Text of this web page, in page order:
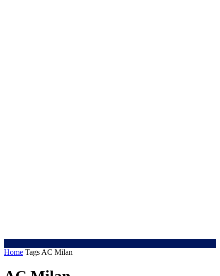
Home Tags AC Milan